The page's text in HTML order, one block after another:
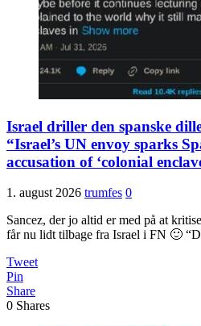
Israel driller den spanske
“Israel’s UN envoy sparks
accusation of ‘colonial
1. august 2026 trumfes 0
Sancez, der jo altid er med på at
får nu lidt tilbage fra Israel i FN 🙂
Tweet
Pin
Share
0 Shares